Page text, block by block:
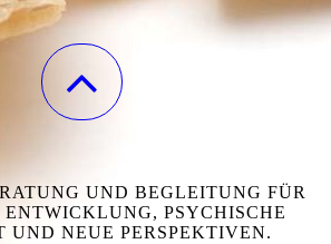
UND BEGLEITUNG FÜR
PSYCHISCHE
UND NEUE PERSPEKTIVEN.